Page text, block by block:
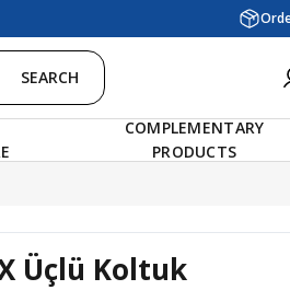
SEARCH
COMPLEMENTARY
PRODUCTS
Üçlü Koltuk